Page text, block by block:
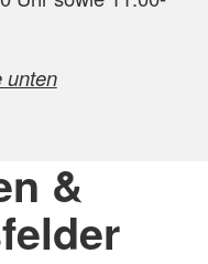
unten
&